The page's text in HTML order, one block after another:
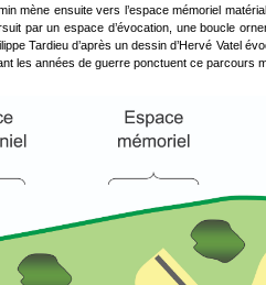
mène ensuite vers l’espace mémoriel
par un espace d’évocation, une boucle
Tardieu d’après un dessin d’Hervé Vatel
les années de guerre ponctuent ce parcours